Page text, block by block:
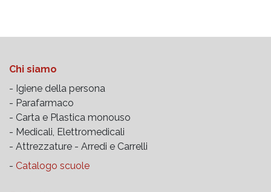
Chi siamo
- Igiene della persona
- Parafarmaco
- Carta e Plastica monouso
- Medicali, Elettromedicali
- Attrezzature - Arredi e Carrelli
- Catalogo scuole